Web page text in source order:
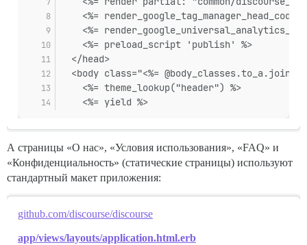
<%= render_google_tag_manager_head_code
<%=
    <%= preload_script 'publish' %>
  </head>
<body class="<%= @body_classes.to_a.join('
    <%= theme_lookup("header") %>
    <%= yield %>
А страницы «О нас», «Условия использования», «FAQ» и
«Конфиденциальность» (статические страницы) используют
стандартный макет приложения:
github.com/discourse/discourse
app/views/layouts/application.html.erb